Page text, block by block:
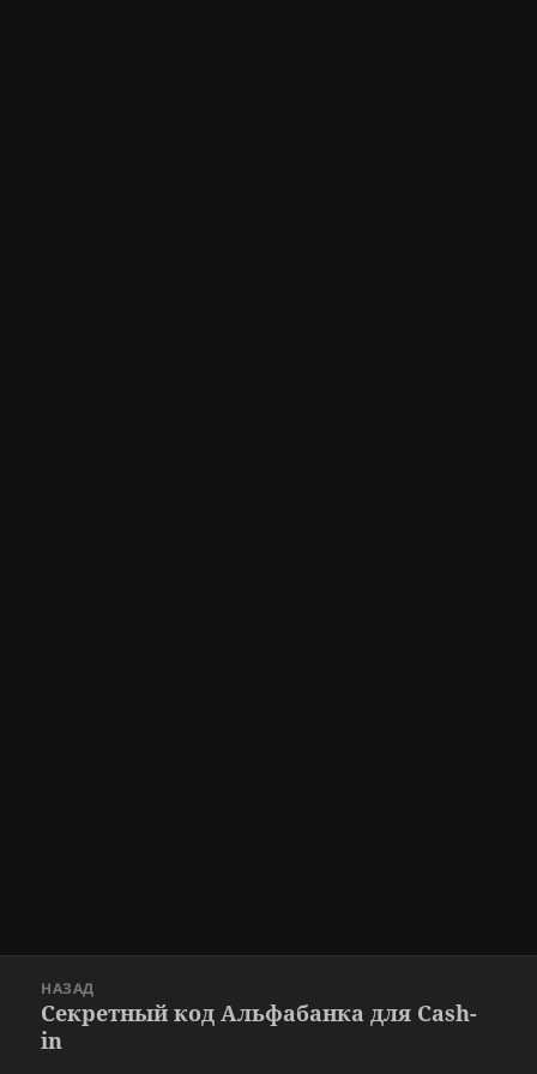
записям
НАЗАД
Предыдущая
запись:
Секретный код Альфабанка для Cash-
in